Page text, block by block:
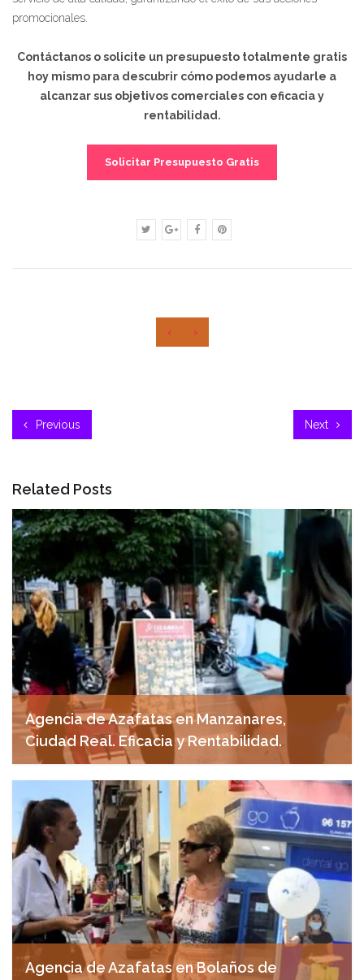
promocionales.
Contáctanos o solicite un presupuesto totalmente gratis
hoy mismo para descubrir cómo podemos ayudarle a
alcanzar sus objetivos comerciales con eficacia y
rentabilidad.
Solicitar Presupuesto Gratis
‹ ›
Previous Next
Related Posts
Agencia de Azafatas en Manzanares,
Ciudad Real. Eficacia y Rentabilidad.
abril 21, 2025
Agencia de Azafatas en Bolaños de